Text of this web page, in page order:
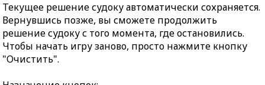
Текущее решение судоку автоматически сохраняется.
Вернувшись позже, вы сможете продолжить
решение судоку с того момента, где остановились.
Чтобы начать игру заново, просто нажмите кнопку
"Очистить".